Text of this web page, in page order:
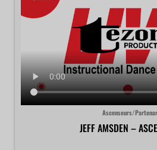
Ascenseurs/
JEFF AMSDEN –